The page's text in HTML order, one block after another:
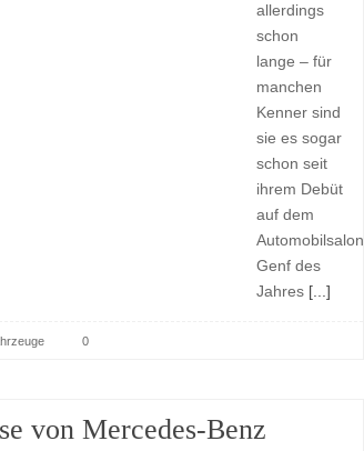
allerdings
schon
lange – für
manchen
Kenner sind
sie es sogar
schon seit
ihrem Debüt
auf dem
Automobilsalon
Genf des
Jahres [...]
0
von Mercedes-Benz